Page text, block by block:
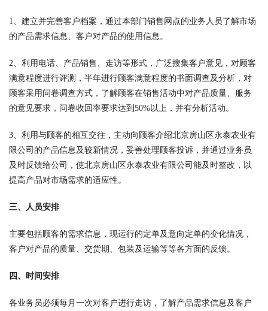
1、建立并完善客户档案，通过本部门销售网点的业务人员了解市场
的产品需求信息、客户对产品的使用信息。
2、利用电话、产品销售、走访等形式，广泛搜集客户意见，对顾客
满意程度进行评测，半年进行顾客满意程度的书面调查及分析，对
顾客采用问卷调查方式，了解顾客在销售活动中对产品质量、服务
的意见要求，问卷收回率要求达到50%以上，并有分析活动。
3、利用与顾客的相互交往，主动向顾客介绍北京房山区永泰农业有
限公司的产品信息及较新情况，妥善处理顾客投诉，并通过业务员
及时反馈给公司，使北京房山区永泰农业有限公司能及时整改，以
提高产品对市场需求的适应性。
三、人员安排
主要包括顾客的需求信息，现运行的定单及意向定单的变化情况，
客户对产品的质量、交货期、包装及运输等等各方面的反馈。
四、时间安排
各业务员必须每月一次对客户进行走访，了解产品需求信息及客户